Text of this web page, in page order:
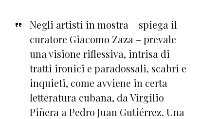
Negli artisti in mostra – spiega il
curatore Giacomo Zaza – prevale
una visione riflessiva, intrisa di
tratti ironici e paradossali, scabri e
inquieti, come avviene in certa
letteratura cubana, da Virgilio
Piñera a Pedro Juan Gutiérrez. Una